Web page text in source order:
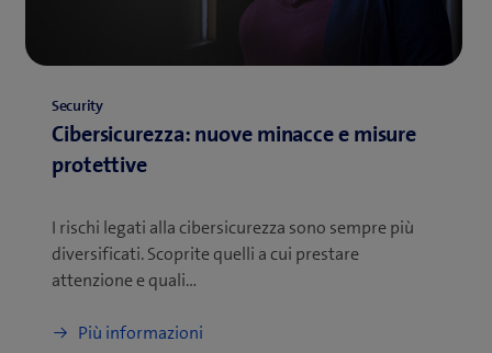
Security
Cibersicurezza: nuove minacce e misure
protettive
I rischi legati alla cibersicurezza sono sempre più
diversificati. Scoprite quelli a cui prestare
attenzione e quali…
Più informazioni